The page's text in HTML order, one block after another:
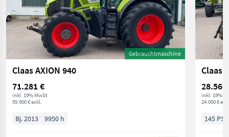
Gebrauchtmaschine
Claas AXION 940
71.281 €
inkl. 19% MwSt
59.900 € exkl.
Bj. 2013 9950 h
Claas
28.560
inkl. 19%
24.000 €
145